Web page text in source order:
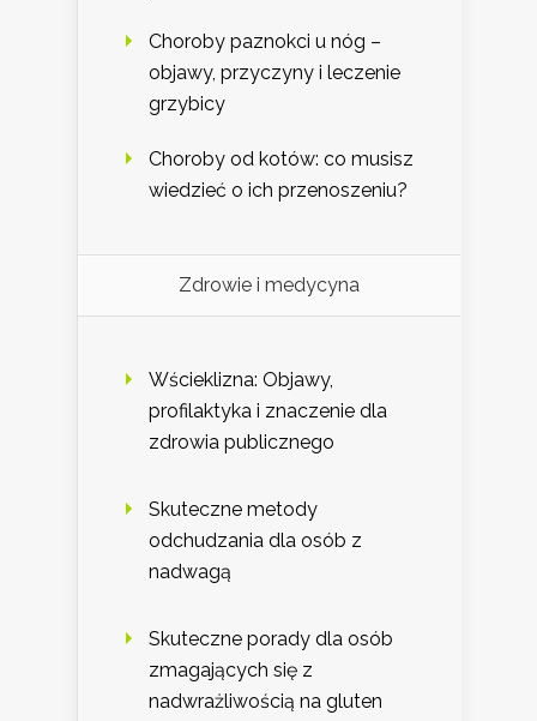
Choroby paznokci u nóg –
objawy, przyczyny i leczenie
grzybicy
Choroby od kotów: co musisz
wiedzieć o ich przenoszeniu?
Zdrowie i medycyna
Wścieklizna: Objawy,
profilaktyka i znaczenie dla
zdrowia publicznego
Skuteczne metody
odchudzania dla osób z
nadwagą
Skuteczne porady dla osób
zmagających się z
nadwrażliwością na gluten